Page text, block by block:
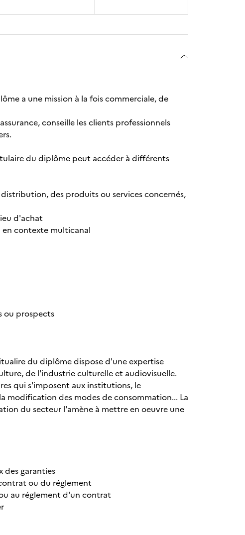
a une mission à la fois commerciale, de
conseille les clients professionnels
du diplôme peut accéder à différents
des produits ou services concernés,
d'achat
contexte multicanal
ou prospects
du diplôme dispose d'une expertise
de l'industrie culturelle et audiovisuelle.
qui s'imposent aux institutions, le
des modes de consommation... La
du secteur l'amène à mettre en oeuvre une
des garanties
ou du réglement
au réglement d'un contrat